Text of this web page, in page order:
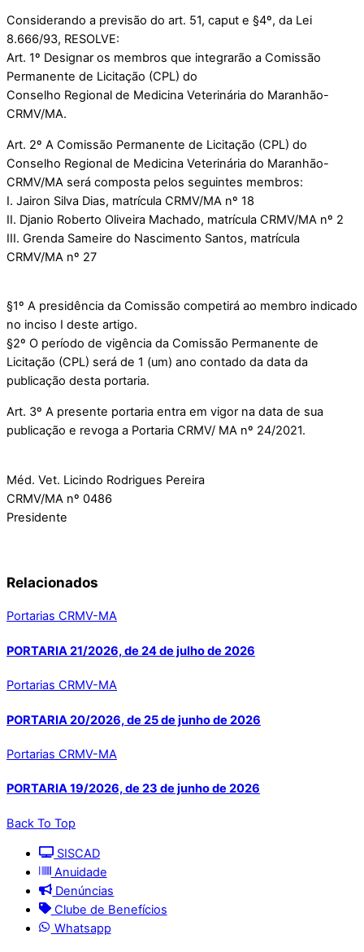
Considerando a previsão do art. 51, caput e §4º, da Lei
8.666/93, RESOLVE:
Art. 1º Designar os membros que integrarão a Comissão
Permanente de Licitação (CPL) do
Conselho Regional de Medicina Veterinária do Maranhão-
CRMV/MA.
Art. 2º A Comissão Permanente de Licitação (CPL) do
Conselho Regional de Medicina Veterinária do Maranhão-
CRMV/MA será composta pelos seguintes membros:
I. Jairon Silva Dias, matrícula CRMV/MA nº 18
II. Djanio Roberto Oliveira Machado, matrícula CRMV/MA nº 2
III. Grenda Sameire do Nascimento Santos, matrícula
CRMV/MA nº 27
§1º A presidência da Comissão competirá ao membro indicado
no inciso I deste artigo.
§2º O período de vigência da Comissão Permanente de
Licitação (CPL) será de 1 (um) ano contado da data da
publicação desta portaria.
Art. 3º A presente portaria entra em vigor na data de sua
publicação e revoga a Portaria CRMV/ MA nº 24/2021.
Méd. Vet. Licindo Rodrigues Pereira
CRMV/MA nº 0486
Presidente
Relacionados
Portarias CRMV-MA
PORTARIA 21/2026, de 24 de julho de 2026
Portarias CRMV-MA
PORTARIA 20/2026, de 25 de junho de 2026
Portarias CRMV-MA
PORTARIA 19/2026, de 23 de junho de 2026
Back To Top
SISCAD
Anuidade
Denúncias
Clube de Benefícios
Whatsapp